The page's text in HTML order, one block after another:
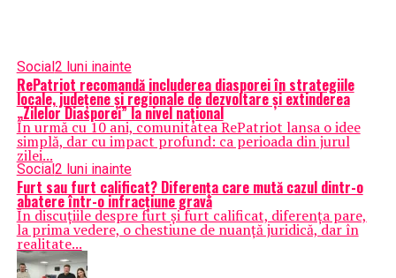
Social2 luni inainte
RePatriot recomandă includerea diasporei în strategiile
locale, județene și regionale de dezvoltare și extinderea
„Zilelor Diasporei” la nivel național
În urmă cu 10 ani, comunitatea RePatriot lansa o idee
simplă, dar cu impact profund: ca perioada din jurul
zilei...
Social2 luni inainte
Furt sau furt calificat? Diferența care mută cazul dintr-o
abatere într-o infracțiune gravă
În discuțiile despre furt și furt calificat, diferența pare,
la prima vedere, o chestiune de nuanță juridică, dar în
realitate...